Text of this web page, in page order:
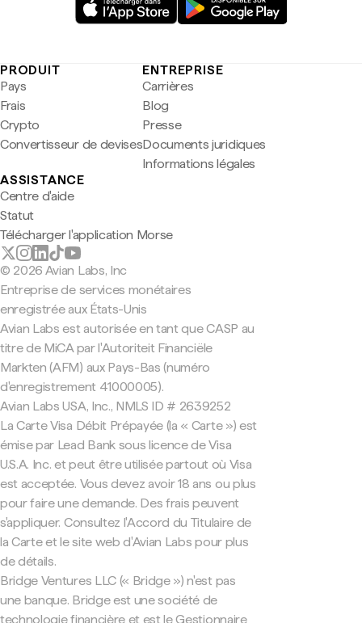
PRODUIT
Pays
Frais
Crypto
Convertisseur de devises
ENTREPRISE
Carrières
Blog
Presse
Documents juridiques
Informations légales
ASSISTANCE
Centre d'aide
Statut
Télécharger l'application Morse
© 2026 Avian Labs, Inc
Entreprise de services monétaires
enregistrée aux États-Unis
Avian Labs est autorisée en tant que CASP au
titre de MiCA par l'Autoriteit Financiële
Markten (AFM) aux Pays-Bas (numéro
d'enregistrement 41000005).
Avian Labs USA, Inc., NMLS ID # 2639252
La Carte Visa Débit Prépayée (la « Carte ») est
émise par Lead Bank sous licence de Visa
U.S.A. Inc. et peut être utilisée partout où Visa
est acceptée. Vous devez avoir 18 ans ou plus
pour faire une demande. Des frais peuvent
s'appliquer. Consultez l'Accord du Titulaire de
la Carte et le site web d'Avian Labs pour plus
de détails.
Bridge Ventures LLC (« Bridge ») n'est pas
une banque. Bridge est une société de
technologie financière et est le Gestionnaire